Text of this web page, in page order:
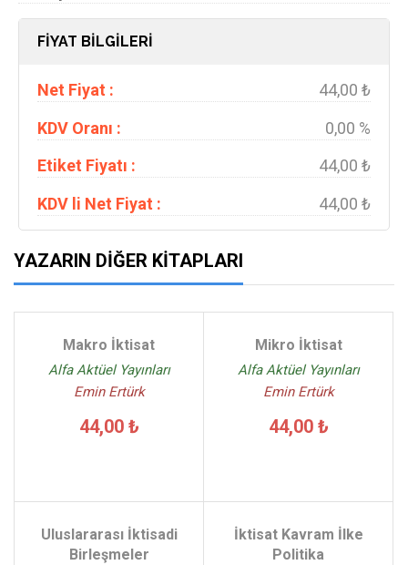
FİYAT BİLGİLERİ
Net Fiyat :
44,00 ₺
KDV Oranı :
0,00 %
Etiket Fiyatı :
44,00 ₺
KDV li Net Fiyat :
44,00 ₺
YAZARIN DIĞER KITAPLARI
Makro İktisat
Alfa Aktüel Yayınları
Emin Ertürk
44,00 ₺
Mikro İktisat
Alfa Aktüel Yayınları
Emin Ertürk
44,00 ₺
Uluslararası İktisadi
Birleşmeler
İktisat Kavram İlke
Politika